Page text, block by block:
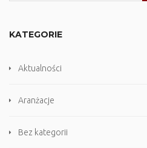
KATEGORIE
Aktualności
Aranżacje
Bez kategorii